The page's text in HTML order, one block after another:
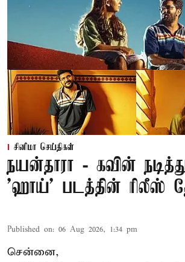
சினிமா செய்திகள்
நயன்தாரா - கவின்
'ஹாய்' படத்தின் ரிலீஸ்
Published on: 06 Aug 2026, 1:34 pm
சென்னை,